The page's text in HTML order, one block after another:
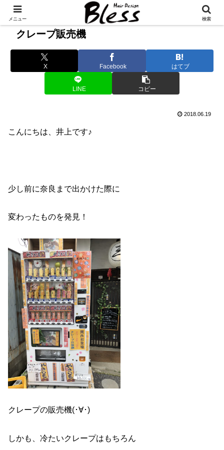
クレープ販売機
X Facebook はてブ
LINE コピー
2018.06.19
こんにちは、井上です♪
少し前に奈良まで出かけた際に
変わったものを発見！
クレープの販売機(･∀･)
しかも、冷たいクレープはもちろん
メニュー 検索